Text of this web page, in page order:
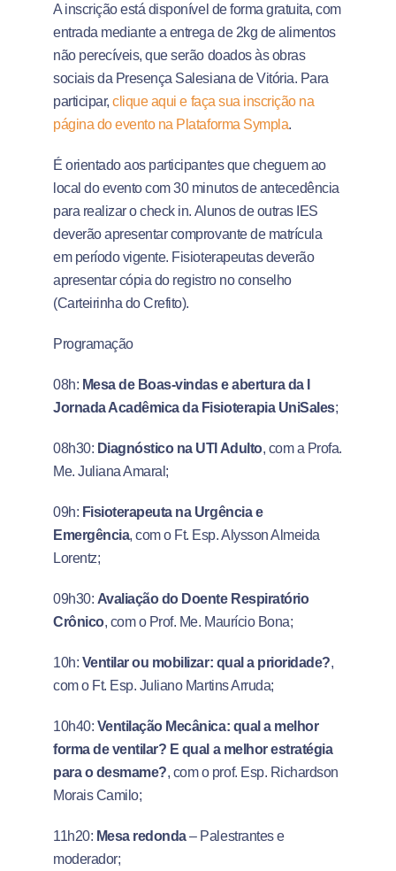
A inscrição está disponível de forma gratuita, com
entrada mediante a entrega de 2kg de alimentos
não perecíveis, que serão doados às obras
sociais da Presença Salesiana de Vitória. Para
participar,clique aqui e faça sua inscrição na
página do evento na Plataforma Sympla.
É orientado aos participantes que cheguem ao
local do evento com 30 minutos de antecedência
para realizar o check in. Alunos de outras IES
deverão apresentar comprovante de matrícula
em período vigente. Fisioterapeutas deverão
apresentar cópia do registro no conselho
(Carteirinha do Crefito).
Programação
08h: Mesa de Boas-vindas e abertura da I
Jornada Acadêmica da Fisioterapia UniSales;
08h30: Diagnóstico na UTI Adulto, com a Profa.
Me. Juliana Amaral;
09h: Fisioterapeuta na Urgência e
Emergência, com o Ft. Esp. Alysson Almeida
Lorentz;
09h30: Avaliação do Doente Respiratório
Crônico, com o Prof. Me. Maurício Bona;
10h: Ventilar ou mobilizar: qual a prioridade?,
com o Ft. Esp. Juliano Martins Arruda;
10h40: Ventilação Mecânica: qual a melhor
forma de ventilar? E qual a melhor estratégia
para o desmame?, com o prof. Esp. Richardson
Morais Camilo;
11h20: Mesa redonda– Palestrantes e
moderador;